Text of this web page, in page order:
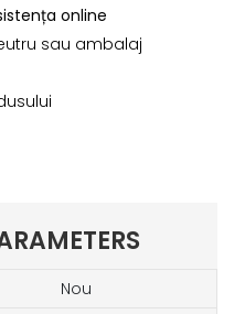
online
sau ambalaj
Nou